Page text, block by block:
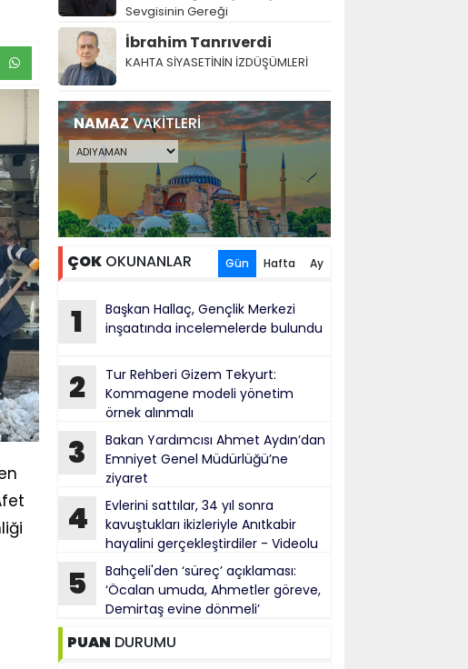
Sevgisinin Gereği
İbrahim Tanrıverdi
KAHTA SİYASETİNİN İZDÜŞÜMLERİ
NAMAZVAKİTLERİ
ÇOKOKUNANLAR Gün Hafta Ay
1
Başkan Hallaç, Gençlik Merkezi
inşaatında incelemelerde bulundu
2
Tur Rehberi Gizem Tekyurt:
Kommagene modeli yönetim
örnek alınmalı
3
Bakan Yardımcısı Ahmet Aydın’dan
Emniyet Genel Müdürlüğü’ne
ziyaret
4
Evlerini sattılar, 34 yıl sonra
kavuştukları ikizleriyle Anıtkabir
hayalini gerçekleştirdiler - Videolu
5
Bahçeli'den ‘süreç’ açıklaması:
‘Öcalan umuda, Ahmetler göreve,
Demirtaş evine dönmeli’
PUAN DURUMU